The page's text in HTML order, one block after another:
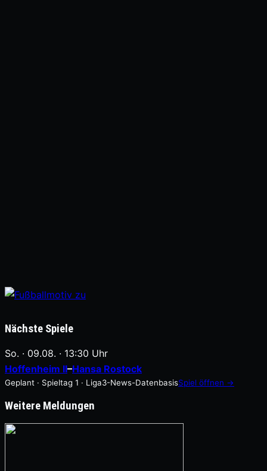
Nächste Spiele
So. · 09.08. · 13:30 Uhr
Hoffenheim II–Hansa Rostock
Geplant · Spieltag 1 · Liga3-News-DatenbasisSpiel öffnen →
Weitere Meldungen